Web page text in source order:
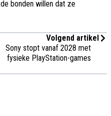
bonden willen dat ze
Volgend artikel
Sony stopt vanaf 2028 met
fysieke PlayStation-games